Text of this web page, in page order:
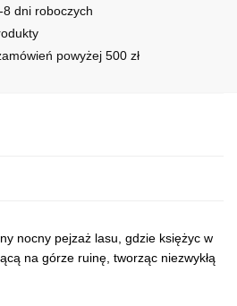
dni roboczych
powyżej 500 zł
nocny pejzaż lasu, gdzie księżyc w
na górze ruinę, tworząc niezwykłą